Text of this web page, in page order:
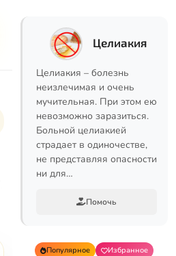
Целиакия
Целиакия – болезнь
неизлечимая и очень
мучительная. При этом ею
невозможно заразиться.
Больной целиакией
страдает в одиночестве,
не представляя опасности
ни для…
Помочь
Популярное
Избранное